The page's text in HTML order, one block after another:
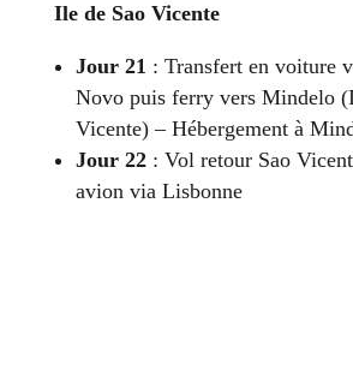
Ile de Sao Vicente
Jour 21 : Transfert en voiture
Novo puis ferry vers Mindelo
Vicente) – Hébergement à
Jour 22: Vol retour Sao
avion via Lisbonne